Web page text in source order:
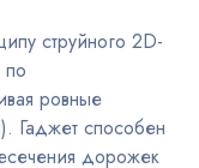
струйного 2D-
по
ровные
Гаджет способен
дорожек